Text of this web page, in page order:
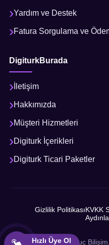
Yardım ve Destek
Fatura Sorgulama ve
DigiturkBurada
İletişim
Hakkımızda
Müşteri Hizmetleri
Digiturk İçerikleri
Digiturk Ticari Paketler
Gizlilik PolitikasıKVKK
© 2026 Sonuç
Hızlı Üye Ol